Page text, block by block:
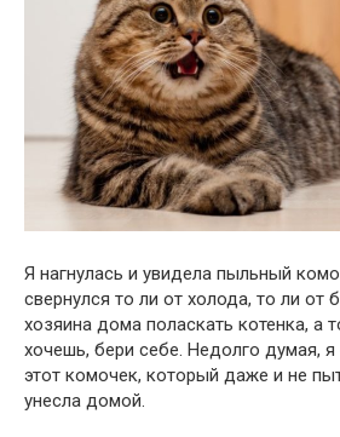
Я нагнулась и увидела пыльный
свернулся то ли от холода, то ли от
хозяина дома поласкать котенка, а
хочешь, бери себе. Недолго думая,
этот комочек, который даже и не
унесла домой.